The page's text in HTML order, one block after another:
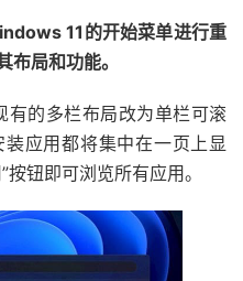
11的开始菜单进行重
布局和功能。
有的多栏布局改为单栏可滚
应用都将集中在一页上显
钮即可浏览所有应用。